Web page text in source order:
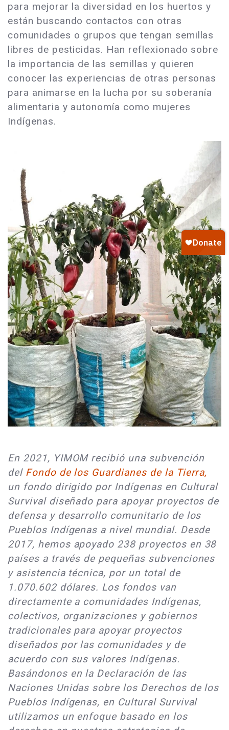
para mejorar la diversidad en los huertos y
están buscando contactos con otras
comunidades o grupos que tengan semillas
libres de pesticidas. Han reflexionado sobre
la importancia de las semillas y quieren
conocer las experiencias de otras personas
para animarse en la lucha por su soberanía
alimentaria y autonomía como mujeres
Indígenas.
En 2021, YIMOM recibió una subvención
del Fondo de los Guardianes de la Tierra,
un fondo dirigido por Indígenas en Cultural
Survival diseñado para apoyar proyectos de
defensa y desarrollo comunitario de los
Pueblos Indígenas a nivel mundial. Desde
2017, hemos apoyado 238 proyectos en 38
países a través de pequeñas subvenciones
y asistencia técnica, por un total de
1.070.602 dólares. Los fondos van
directamente a comunidades Indígenas,
colectivos, organizaciones y gobiernos
tradicionales para apoyar proyectos
diseñados por las comunidades y de
acuerdo con sus valores Indígenas.
Basándonos en la Declaración de las
Naciones Unidas sobre los Derechos de los
Pueblos Indígenas, en Cultural Survival
utilizamos un enfoque basado en los